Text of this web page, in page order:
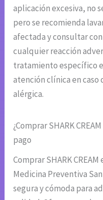
aplicación excesiva, no
pero se recomienda
afectada y consultar
cualquier reacción
tratamiento específico
atención clínica en caso
alérgica.
¿Comprar SHARK
pago
Comprar SHARK
Medicina Preventiva
segura y cómoda para